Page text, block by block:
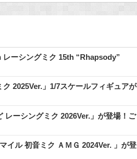
ーシングミク 15th “Rhapsody”
2025Ver.」1/7スケールフィギュアが
ーシングミク 2026Ver.」が登場！ご
イル 初音ミク ＡＭＧ 2024Ver. 」が登